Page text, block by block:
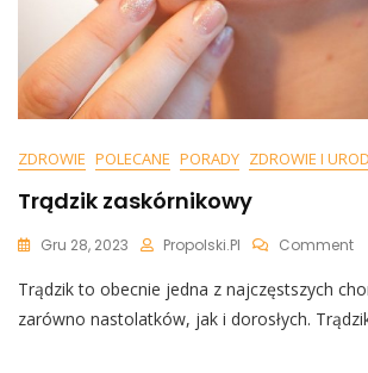
ZDROWIE POLECANE PORADY ZDROWIE I
Trądzik zaskórnikowy
Gru 28, 2023 Propolski.pl CommentOn
Trądzik to obecnie jedna z najczęstszych
zarówno nastolatków, jak i dorosłych.